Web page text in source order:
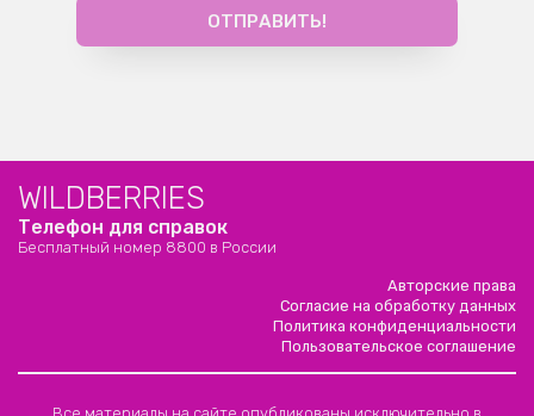
WILDBERRIES
Телефон для справок
Бесплатный номер 8800 в России
Авторские права
Согласие на обработку данных
Политика конфиденциальности
Пользовательское соглашение